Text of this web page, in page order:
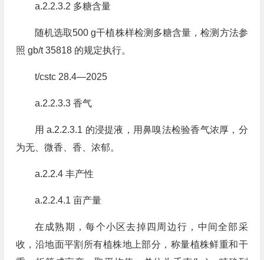
a.2.2.3.2 多糖含量
随机选取500 g干植株样检测多糖含量，检测方法参
照 gb/t 35818 的规定执行。
t/cstc 28.4—2025
a.2.2.3.3 香气
用 a.2.2.3.1 的浸提液，用鼻嗅法检验香气浓厚，分
为无、微香、香、浓郁。
a.2.2.4 丰产性
a.2.2.4.1 亩产量
在成熟期，每个小区去掉四周边行，中间全部采
收，沿地面平割所有植株地上部分，称量植株鲜重和干